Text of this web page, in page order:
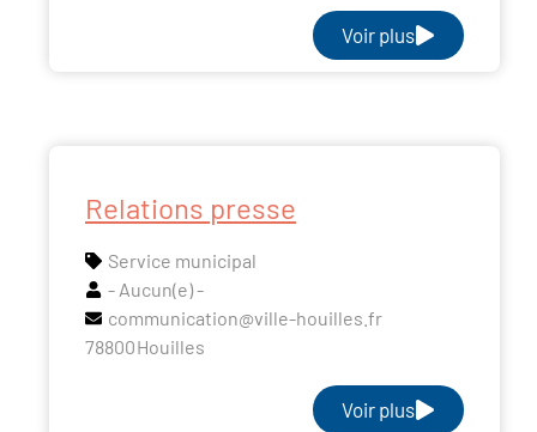
Voir plus
Relations presse
Service municipal
- Aucun(e) -
communication@ville-houilles.fr
78800Houilles
Voir plus